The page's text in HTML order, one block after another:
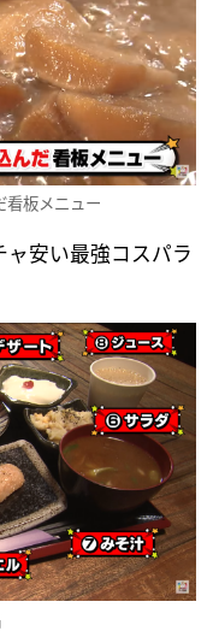
看板メニュー
安い最強コスパラ